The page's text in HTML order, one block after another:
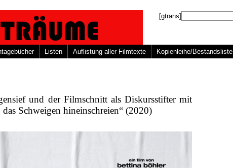
[gtrans]
Listen Auflistung aller Filmtexte Kopienleihe/Bestandsliste
und der Filmschnitt als Diskursstifter mit
Schweigen hineinschreien“ (2020)